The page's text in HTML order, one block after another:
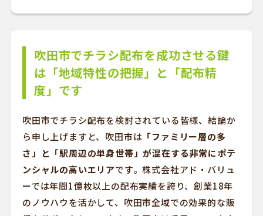
吹田市でチラシ配布を成功させる鍵
は「地域特性の把握」と「配布精
度」です
吹田市でチラシ配布を検討されている皆様、結論か
ら申し上げますと、吹田市は 「ファミリー層の多
さ」と「駅周辺の単身世帯」が混在する非常にポテ
ンシャルの高いエリアです。株式会社アド・バリュ
ーでは年間1億枚以上の配布実績を誇り、創業18年
のノウハウを活かして、吹田市全域での効果的な販